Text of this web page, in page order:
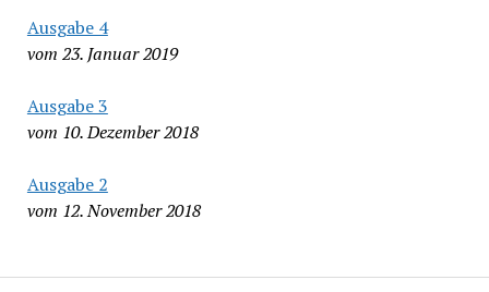
Ausgabe 4
vom 23. Januar 2019
Ausgabe 3
vom 10. Dezember 2018
Ausgabe 2
vom 12. November 2018